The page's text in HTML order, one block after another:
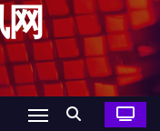
网